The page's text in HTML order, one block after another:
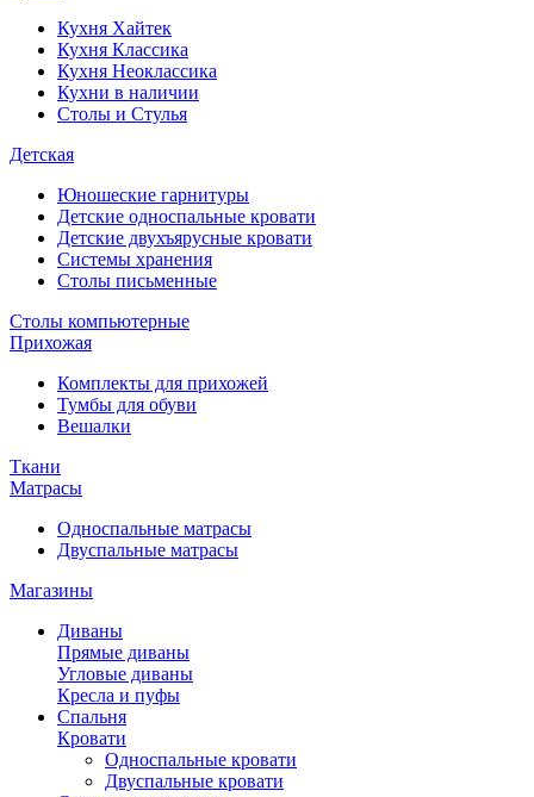
Кухня Хайтек
Кухня Классика
Кухня Неоклассика
Кухни в наличии
Столы и Стулья
Детская
Юношеские гарнитуры
Детские односпальные кровати
Детские двухъярусные кровати
Системы хранения
Столы письменные
Столы компьютерные
Прихожая
Комплекты для прихожей
Тумбы для обуви
Вешалки
Ткани
Матрасы
Односпальные матрасы
Двуспальные матрасы
Магазины
Диваны
Прямые диваны
Угловые диваны
Кресла и пуфы
Спальня
Кровати
Односпальные кровати
Двуспальные кровати